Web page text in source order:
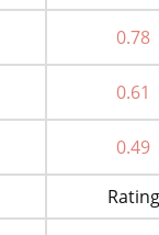
0.78
0.61
0.49
Rating